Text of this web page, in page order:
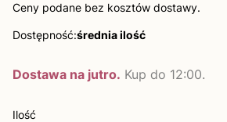
Ceny podane bez kosztów dostawy.
Dostępność:średnia ilość
Dostawa na jutro. Kup do 12:00.
Ilość